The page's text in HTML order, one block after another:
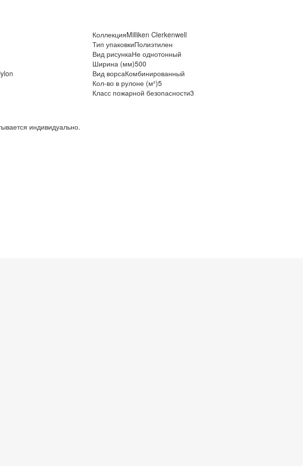
КоллекцияMilliken Clerkenwell
Тип упаковкиПолиэтилен
Вид рисункаНе однотонный
Ширина (мм)500
Вид ворсаКомбинированный
Кол-во в рулоне (м²)5
Класс пожарной безопасности3
индивидуально.